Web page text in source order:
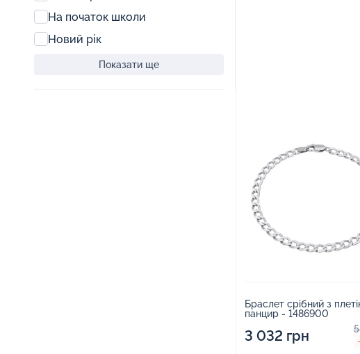
На початок школи
Новий рік
Показати ще
Браслет срібний з
панцир - 1486900
3 032 грн